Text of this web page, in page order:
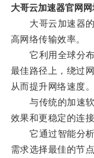
大哥云加速器官网网
大哥云加速器的
高网络传输效率。
它利用全球分布
最佳路径上，绕过
从而提升网络速度。
与传统的加速软
效果和更稳定的连接
它通过智能分析
需求选择最佳的节